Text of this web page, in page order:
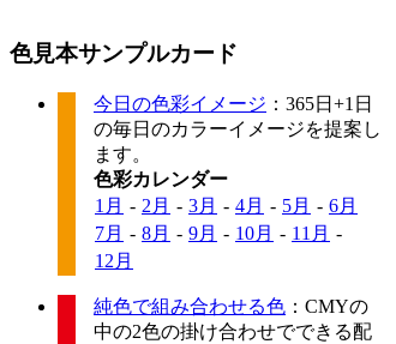
色見本サンプルカード
今日の色彩イメージ ：365日+1日
の毎日のカラーイメージを提案し
ます。
色彩カレンダー
1月 - 2月 - 3月 - 4月 - 5月 - 6月
7月 - 8月 - 9月 - 10月 - 11月 -
12月
純色で組み合わせる色 ：CMYの
中の2色の掛け合わせでできる配